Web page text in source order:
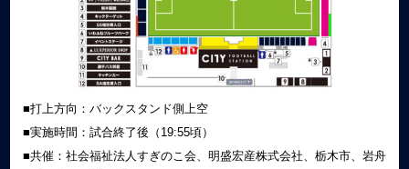
■打上方向：バックスタンド側上空
■実施時間：試合終了後（19:55頃）
■共催：社会福祉法人すぎのこ会、明盛宏産株式会社、栃木市、岩舟